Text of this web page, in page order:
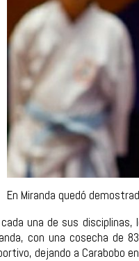
En Miranda quedó
una de sus
con una cosecha de
dejando a Carabobo